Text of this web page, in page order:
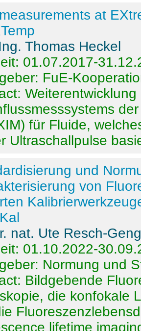
at
Thomas Heckel
01.07.2017-
FuE-
für Fluide,
Ultraschallpulse
und
von
nat. Ute Resch-
01.10.2022-
Normung und
Bildgebende
die konfokale
lifetime